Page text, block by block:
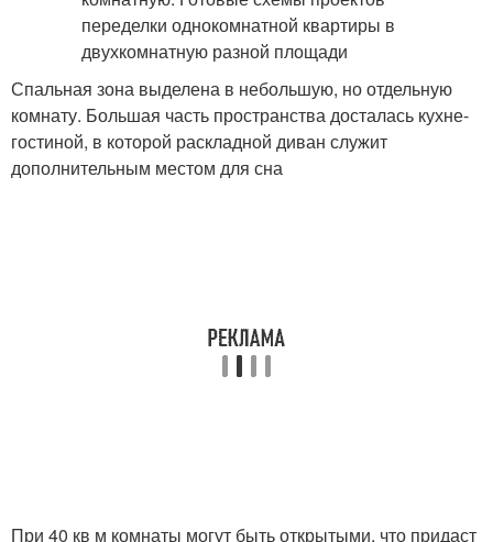
Спальная зона выделена в небольшую, но отдельную
комнату. Большая часть пространства досталась кухне-
гостиной, в которой раскладной диван служит
дополнительным местом для сна
При 40 кв м комнаты могут быть открытыми, что придаст